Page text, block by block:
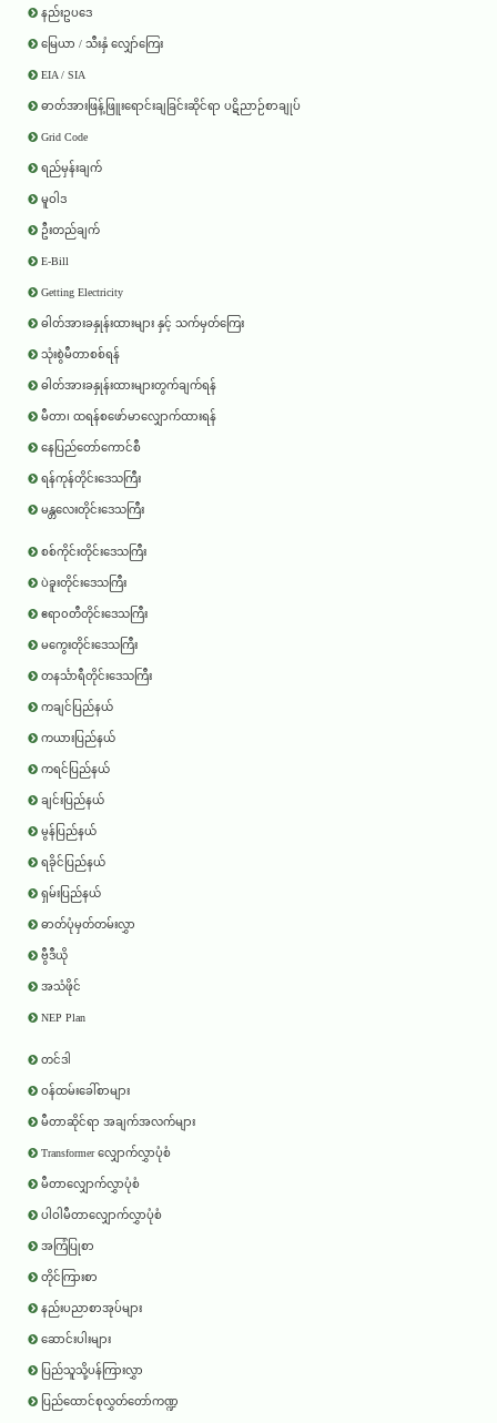
နည်းဥပဒေ
မြေယာ / သီးနှံ လျှော်ကြေး
EIA / SIA
ဓာတ်အားဖြန့်ဖြူးရောင်းချခြင်းဆိုင်ရာ ပဋိညာဉ်စာချုပ်
Grid Code
ရည်မှန်းချက်
မူဝါဒ
ဦးတည်ချက်
E-Bill
Getting Electricity
ဓါတ်အားခနှုန်းထားများ နှင့် သက်မှတ်ကြေး
သုံးစွဲမီတာစစ်ရန်
ဓါတ်အားခနှုန်းထားများတွက်ချက်ရန်
မီတာ၊ ထရန်စဖော်မာလျှောက်ထားရန်
နေပြည်တော်ကောင်စီ
ရန်ကုန်တိုင်းဒေသကြီး
မန္တလေးတိုင်းဒေသကြီး
စစ်ကိုင်းတိုင်းဒေသကြီး
ပဲခူးတိုင်းဒေသကြီး
ဧရာ၀တီတိုင်းဒေသကြီး
မကွေးတိုင်းဒေသကြီး
တနင်္သာရီတိုင်းဒေသကြီး
ကချင်ပြည်နယ်
ကယားပြည်နယ်
ကရင်ပြည်နယ်
ချင်းပြည်နယ်
မွန်ပြည်နယ်
ရခိုင်ပြည်နယ်
ရှမ်းပြည်နယ်
ဓာတ်ပုံမှတ်တမ်းလွှာ
ဗွီဒီယို
အသံဖိုင်
NEP Plan
တင်ဒါ
ဝန်ထမ်းခေါ်စာများ
မီတာဆိုင်ရာ အချက်အလက်များ
Transformer လျှောက်လွှာပုံစံ
မီတာလျှောက်လွှာပုံစံ
ပါဝါမီတာလျှောက်လွှာပုံစံ
အကြံပြုစာ
တိုင်ကြားစာ
နည်းပညာစာအုပ်များ
ဆောင်းပါးများ
ပြည်သူသို့ပန်ကြားလွှာ
ပြည်ထောင်စုလွှတ်တော်ကဏ္ဍ